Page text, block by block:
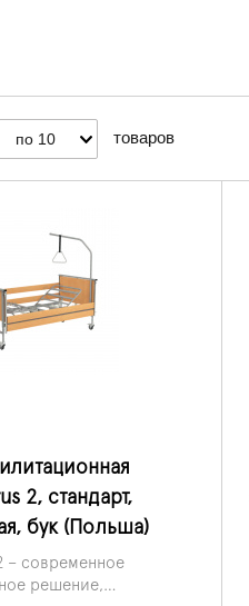
по 10 товаров
2, стандарт,
бук (Польша)
– современное
решение,